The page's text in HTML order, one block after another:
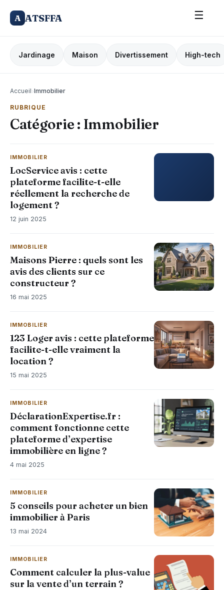
A ATSFFA ☰
Jardinage Maison Divertissement High-tech
Accueil›Immobilier
RUBRIQUE
Catégorie : Immobilier
IMMOBILIER
LocService avis : cette
plateforme facilite-t-elle
réellement la recherche de
logement ?
12 juin 2025
IMMOBILIER
Maisons Pierre : quels sont les
avis des clients sur ce
constructeur ?
16 mai 2025
IMMOBILIER
123 Loger avis : cette plateforme
facilite-t-elle vraiment la
location ?
15 mai 2025
IMMOBILIER
DéclarationExpertise.fr :
comment fonctionne cette
plateforme d’expertise
immobilière en ligne ?
4 mai 2025
IMMOBILIER
5 conseils pour acheter un bien
immobilier à Paris
13 mai 2024
IMMOBILIER
Comment calculer la plus-value
sur la vente d’un terrain ?